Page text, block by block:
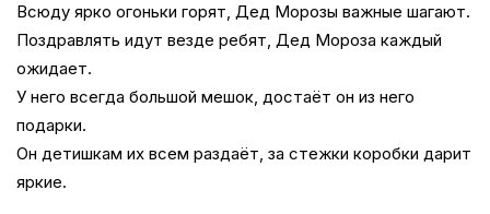
Всюду ярко огоньки горят, Дед Морозы важные шагают.
Поздравлять идут везде ребят, Дед Мороза каждый
ожидает.
У него всегда большой мешок, достаёт он из него
подарки.
Он детишкам их всем раздаёт, за стежки коробки дарит
яркие.